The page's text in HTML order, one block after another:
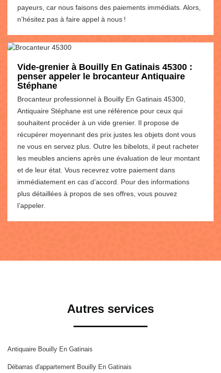
payeurs, car nous faisons des paiements immédiats. Alors,
n’hésitez pas à faire appel à nous !
Vide-grenier à Bouilly En Gatinais 45300 :
penser appeler le brocanteur Antiquaire
Stéphane
Brocanteur professionnel à Bouilly En Gatinais 45300,
Antiquaire Stéphane est une référence pour ceux qui
souhaitent procéder à un vide grenier. Il propose de
récupérer moyennant des prix justes les objets dont vous
ne vous en servez plus. Outre les bibelots, il peut racheter
les meubles anciens après une évaluation de leur montant
et de leur état. Vous recevrez votre paiement dans
immédiatement en cas d’accord. Pour des informations
plus détaillées à propos de ses offres, vous pouvez
l’appeler.
Autres services
Antiquaire Bouilly En Gatinais
Débarras d'appartement Bouilly En Gatinais